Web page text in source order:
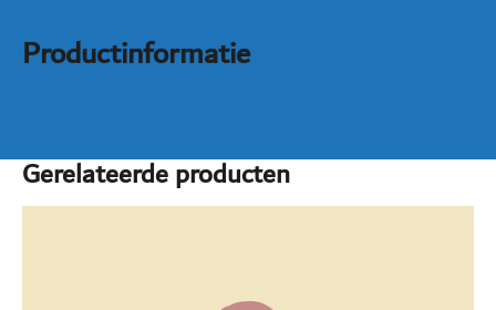
Productinformatie
Gerelateerde producten